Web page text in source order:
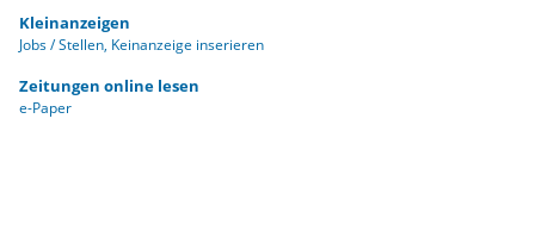
Kleinanzeigen
Jobs / Stellen Keinanzeige inserieren
Zeitungen online lesen
e-Paper